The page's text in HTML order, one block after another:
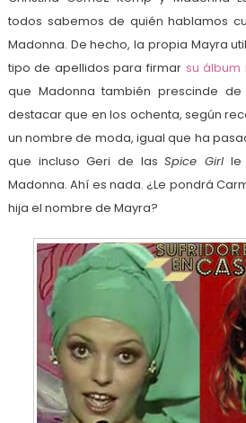
todos sabemos de quién hablamos
Madonna. De hecho, la propia Mayra
tipo de apellidos para firmar su álbum
que Madonna también prescinde
destacar que en los ochenta, según
un nombre de moda, igual que ha
que incluso Geri de lasSpice Girlle
Madonna. Ahí es nada. ¿Le pondrá
hija el nombre de Mayra?